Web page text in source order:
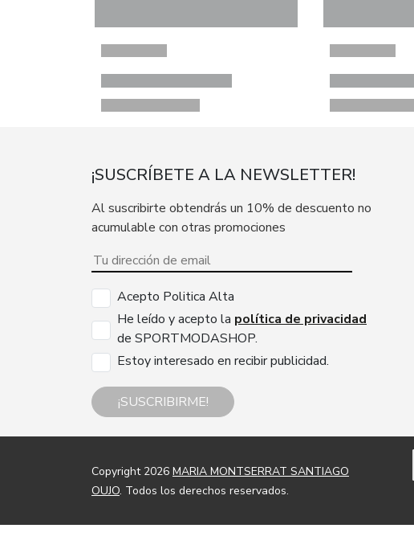
¡SUSCRÍBETE A LA NEWSLETTER!
Al suscribirte obtendrás un 10% de descuento no
acumulable con otras promociones
Acepto Politica Alta
He leído y acepto la política de privacidad
de SPORTMODASHOP.
Estoy interesado en recibir publicidad.
¡SUSCRIBIRME!
Copyright 2026 MARIA MONTSERRAT SANTIAGO
OUJO. Todos los derechos reservados.